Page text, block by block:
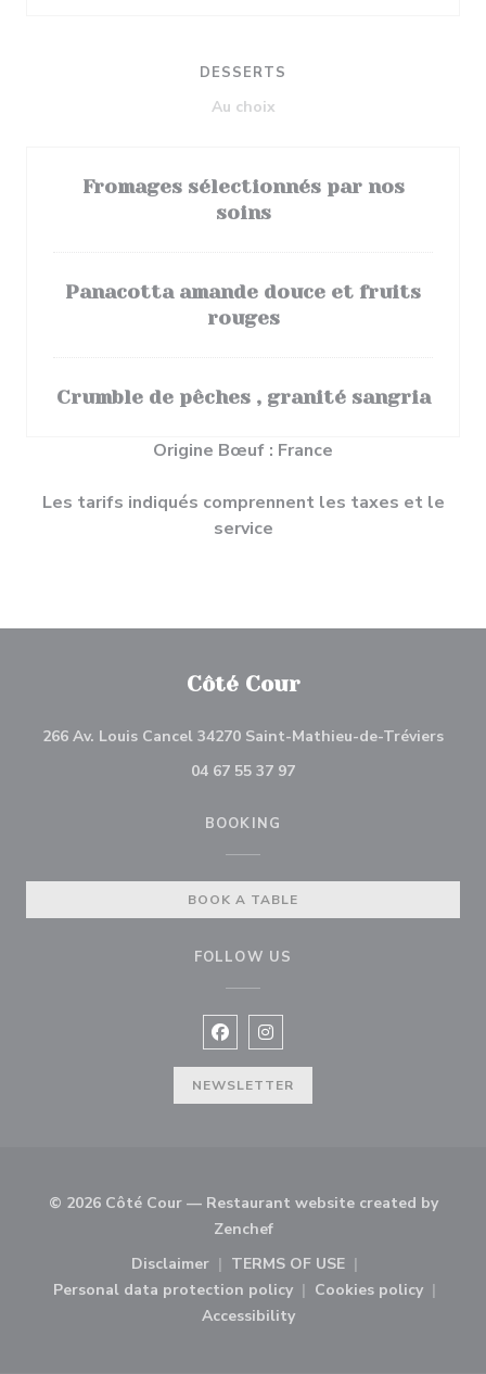
DESSERTS
Au choix
Fromages sélectionnés par nos
soins
Panacotta amande douce et fruits
rouges
Crumble de pêches , granité sangria
Origine Bœuf : France
Les tarifs indiqués comprennent les taxes et le
service
Côté Cour
266 Av. Louis Cancel 34270 Saint-Mathieu-de-Tréviers
04 67 55 37 97
BOOKING
BOOK A TABLE
FOLLOW US
Facebook ((opens in a new
Instagram ((opens in a
NEWSLETTER
© 2026 Côté Cour — Restaurant website created by
Zenchef((opens in a new window))
Disclaimer
((opens in a new window))
TERMS OF USE
((opens in a new
Personal data protection policy
((opens in a new window))
Cookies policy
((opens in a
Accessibility
((opens in a new window))